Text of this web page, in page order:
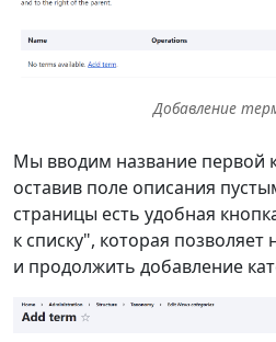
Добавление
Мы вводим название первой
оставив поле описания
страницы есть удобная
к списку", которая позволяет
и продолжить добавление